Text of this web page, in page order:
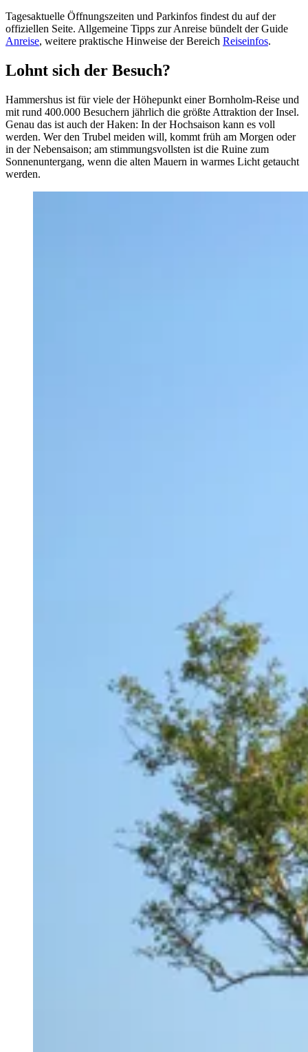
Tagesaktuelle Öffnungszeiten und Parkinfos findest du auf der
offiziellen Seite. Allgemeine Tipps zur Anreise bündelt der Guide
Anreise, weitere praktische Hinweise der Bereich Reiseinfos.
Lohnt sich der Besuch?
Hammershus ist für viele der Höhepunkt einer Bornholm-Reise und
mit rund 400.000 Besuchern jährlich die größte Attraktion der Insel.
Genau das ist auch der Haken: In der Hochsaison kann es voll
werden. Wer den Trubel meiden will, kommt früh am Morgen oder
in der Nebensaison; am stimmungsvollsten ist die Ruine zum
Sonnenuntergang, wenn die alten Mauern in warmes Licht getaucht
werden.